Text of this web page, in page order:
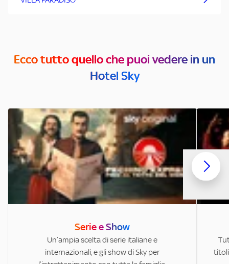
Ecco tutto quello che puoi vedere in un
Hotel Sky
Serie e Show
Un’ampia scelta di serie italiane e
internazionali, e gli show di Sky per
titoli